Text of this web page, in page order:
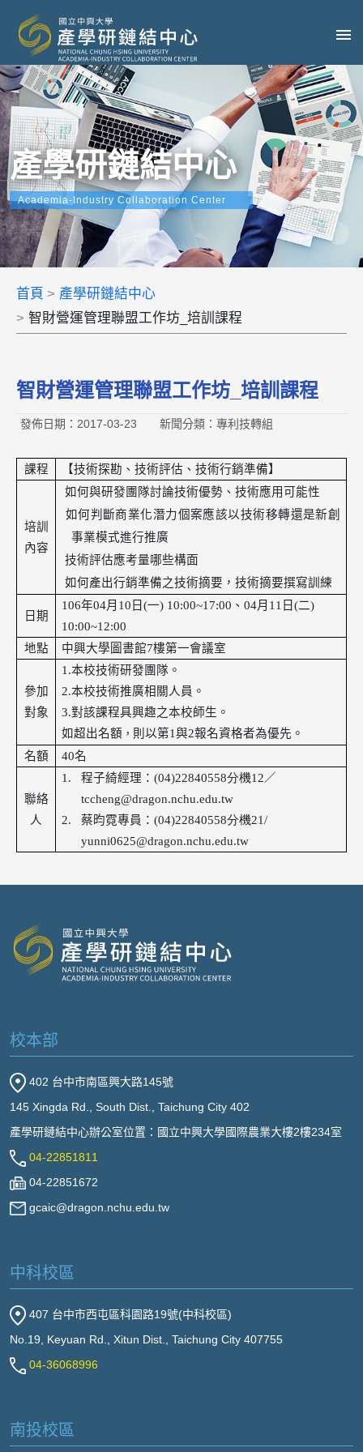
產學研鏈結中心
Academia-Industry Collaboration Center
首頁
產學研鏈結中心
智財營運管理聯盟工作坊_培訓課程
智財營運管理聯盟工作坊_培訓課程
發佈日期：2017-03-23 新聞分類：專利技轉組
課程 【技術探勘、技術評估、技術行銷準備】
培訓
內容
如何與研發團隊討論技術優勢、技術應用可能性
如何判斷商業化潛力個案應該以技術移轉還是新創
事業模式進行推廣
技術評估應考量哪些構面
如何產出行銷準備之技術摘要，技術摘要撰寫訓練
日期
106年04月 10 日(一) 10:00~17:00 、04月 11 日(二)
10:00~12:00
地點
中興大學圖書館7樓第一會議室
參加
對象
1.本校技術研發團隊。
2.本校技術推廣相關人員。
3.對該課程具興趣之本校師生。
如超出名額 ， 則以第1與2報名資格者為優先。
名額
40名
聯絡
人
1. 程子綺經理：(04)22840558分機12／
tccheng@dragon.nchu.edu.tw
2.
蔡昀霓專員：(04)22840558分機21/
yunni0625@dragon.nchu.edu.tw
校本部
402 台中市南區興大路145號
145 Xingda Rd., South Dist., Taichung City 402
產學研鏈結中心辦公室位置：國立中興大學國際農業大樓2樓234室
04-22851811
04-22851672
gcaic@dragon.nchu.edu.tw
中科校區
407 台中市西屯區科園路19號(中科校區)
No.19, Keyuan Rd., Xitun Dist., Taichung City 407755
04-36068996
南投校區